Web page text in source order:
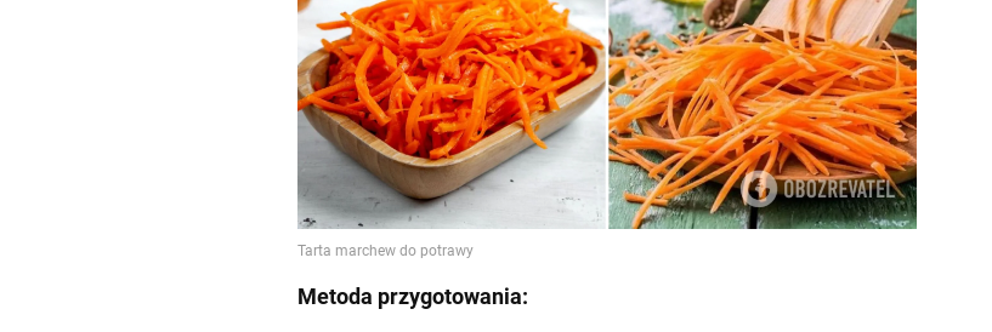
Metoda przygotowania: